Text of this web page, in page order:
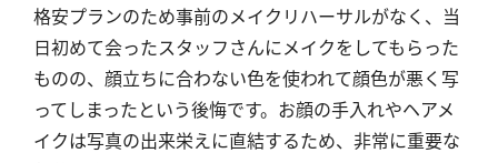
格安プランのため事前のメイクリハーサルがなく、当
日初めて会ったスタッフさんにメイクをしてもらった
ものの、顔立ちに合わない色を使われて顔色が悪く写
ってしまったという後悔です。お顔の手入れやヘアメ
イクは写真の出来栄えに直結するため、非常に重要な